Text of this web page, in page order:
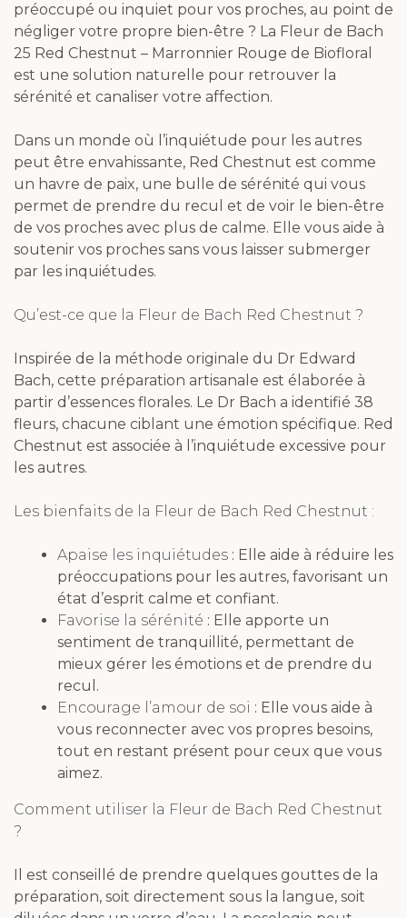
préoccupé ou inquiet pour vos proches, au point de
négliger votre propre bien-être ? La Fleur de Bach
25 Red Chestnut – Marronnier Rouge de Biofloral
est une solution naturelle pour retrouver la
sérénité et canaliser votre affection.
Dans un monde où l’inquiétude pour les autres
peut être envahissante, Red Chestnut est comme
un havre de paix, une bulle de sérénité qui vous
permet de prendre du recul et de voir le bien-être
de vos proches avec plus de calme. Elle vous aide à
soutenir vos proches sans vous laisser submerger
par les inquiétudes.
Qu’est-ce que la Fleur de Bach Red Chestnut ?
Inspirée de la méthode originale du Dr Edward
Bach, cette préparation artisanale est élaborée à
partir d’essences florales. Le Dr Bach a identifié 38
fleurs, chacune ciblant une émotion spécifique. Red
Chestnut est associée à l’inquiétude excessive pour
les autres.
Les bienfaits de la Fleur de Bach Red Chestnut :
Apaise les inquiétudes : Elle aide à réduire les
préoccupations pour les autres, favorisant un
état d’esprit calme et confiant.
Favorise la sérénité : Elle apporte un
sentiment de tranquillité, permettant de
mieux gérer les émotions et de prendre du
recul.
Encourage l’amour de soi : Elle vous aide à
vous reconnecter avec vos propres besoins,
tout en restant présent pour ceux que vous
aimez.
Comment utiliser la Fleur de Bach Red Chestnut
?
Il est conseillé de prendre quelques gouttes de la
préparation, soit directement sous la langue, soit